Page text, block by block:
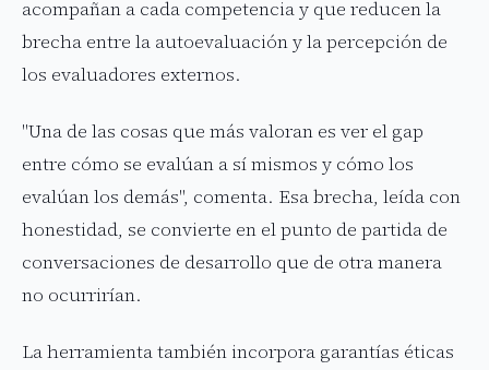
acompañan a cada competencia y que reducen la
brecha entre la autoevaluación y la percepción de
los evaluadores externos.
"Una de las cosas que más valoran es ver el gap
entre cómo se evalúan a sí mismos y cómo los
evalúan los demás", comenta. Esa brecha, leída con
honestidad, se convierte en el punto de partida de
conversaciones de desarrollo que de otra manera
no ocurrirían.
La herramienta también incorpora garantías éticas